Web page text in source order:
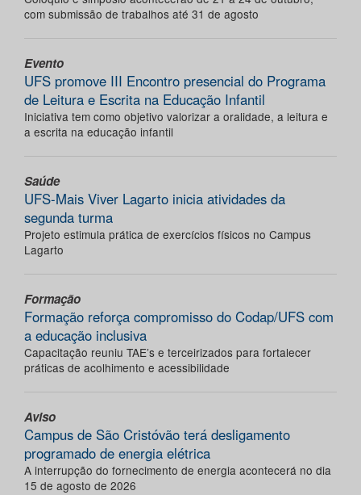
com submissão de trabalhos até 31 de agosto
Evento
UFS promove III Encontro presencial do Programa
de Leitura e Escrita na Educação Infantil
Iniciativa tem como objetivo valorizar a oralidade, a leitura e
a escrita na educação infantil
Saúde
UFS-Mais Viver Lagarto inicia atividades da
segunda turma
Projeto estimula prática de exercícios físicos no Campus
Lagarto
Formação
Formação reforça compromisso do Codap/UFS com
a educação inclusiva
Capacitação reuniu TAE’s e terceirizados para fortalecer
práticas de acolhimento e acessibilidade
Aviso
Campus de São Cristóvão terá desligamento
programado de energia elétrica
A interrupção do fornecimento de energia acontecerá no dia
15 de agosto de 2026